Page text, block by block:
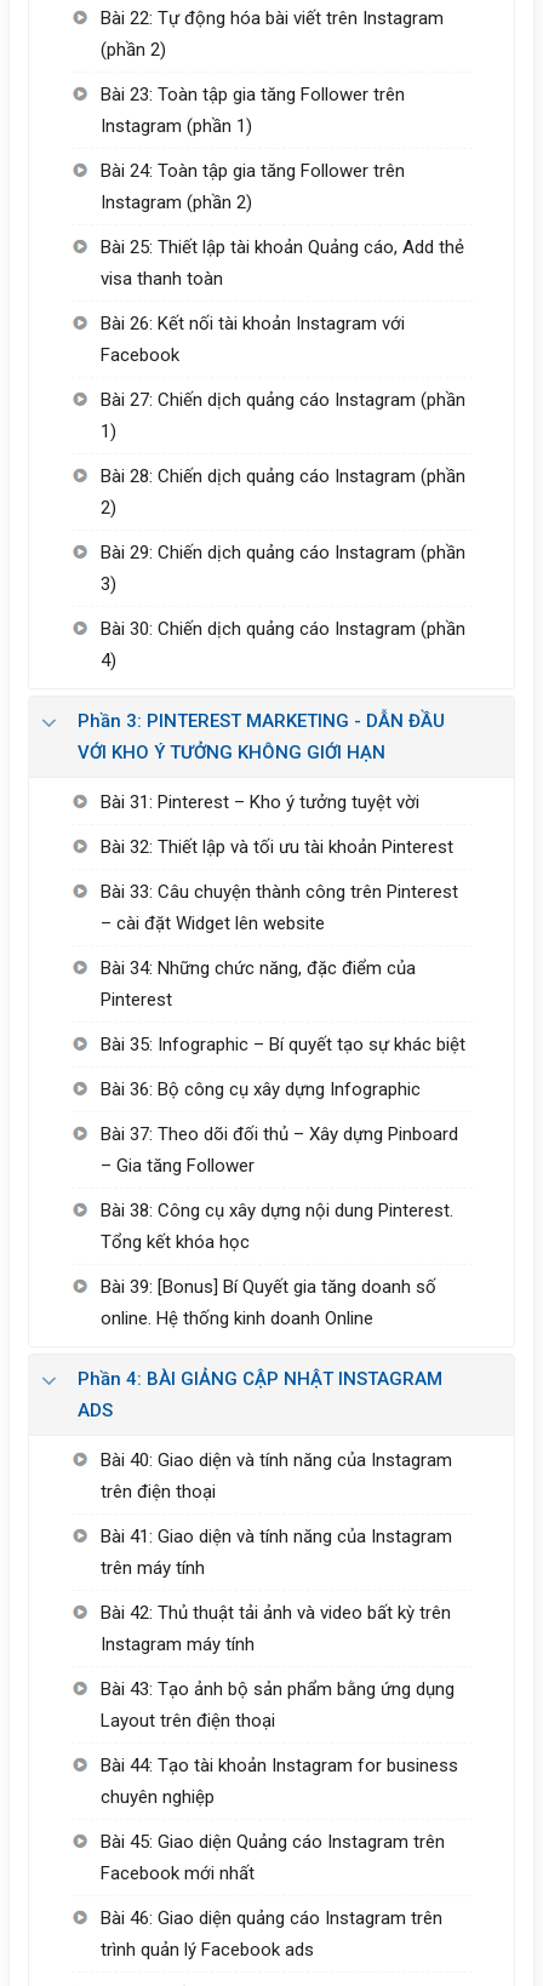
Bài 22: Tự động hóa bài viết trên Instagram
(phần 2)
Bài 23: Toàn tập gia tăng Follower trên
Instagram (phần 1)
Bài 24: Toàn tập gia tăng Follower trên
Instagram (phần 2)
Bài 25: Thiết lập tài khoản Quảng cáo, Add thẻ
visa thanh toàn
Bài 26: Kết nối tài khoản Instagram với
Facebook
Bài 27: Chiến dịch quảng cáo Instagram (phần
1)
Bài 28: Chiến dịch quảng cáo Instagram (phần
2)
Bài 29: Chiến dịch quảng cáo Instagram (phần
3)
Bài 30: Chiến dịch quảng cáo Instagram (phần
4)
Phần 3: PINTEREST MARKETING - DẪN ĐẦU
VỚI KHO Ý TƯỞNG KHÔNG GIỚI HẠN
Bài 31: Pinterest – Kho ý tưởng tuyệt vời
Bài 32: Thiết lập và tối ưu tài khoản Pinterest
Bài 33: Câu chuyện thành công trên Pinterest
– cài đặt Widget lên website
Bài 34: Những chức năng, đặc điểm của
Pinterest
Bài 35: Infographic – Bí quyết tạo sự khác biệt
Bài 36: Bộ công cụ xây dựng Infographic
Bài 37: Theo dõi đối thủ – Xây dựng Pinboard
– Gia tăng Follower
Bài 38: Công cụ xây dựng nội dung Pinterest.
Tổng kết khóa học
Bài 39: [Bonus] Bí Quyết gia tăng doanh số
online. Hệ thống kinh doanh Online
Phần 4: BÀI GIẢNG CẬP NHẬT INSTAGRAM
ADS
Bài 40: Giao diện và tính năng của Instagram
trên điện thoại
Bài 41: Giao diện và tính năng của Instagram
trên máy tính
Bài 42: Thủ thuật tải ảnh và video bất kỳ trên
Instagram máy tính
Bài 43: Tạo ảnh bộ sản phẩm bằng ứng dụng
Layout trên điện thoại
Bài 44: Tạo tài khoản Instagram for business
chuyên nghiệp
Bài 45: Giao diện Quảng cáo Instagram trên
Facebook mới nhất
Bài 46: Giao diện quảng cáo Instagram trên
trình quản lý Facebook ads